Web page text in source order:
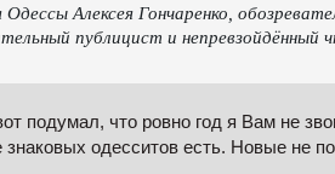
Алексея Гончаренко,
публицист и непревзойдённый
подумал, что ровно год я Вам не
одесситов есть. Новые не